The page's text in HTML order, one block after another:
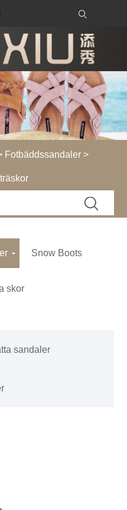
Fotbäddssandaler >
Snow Boots
skor
sandaler